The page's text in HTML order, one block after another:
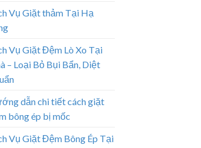
Vụ Giặt thảm Tại Hạ
Vụ Giặt Đệm Lò Xo Tại
– Loại Bỏ Bụi Bẩn, Diệt
dẫn chi tiết cách giặt
bông ép bị mốc
Vụ Giặt Đệm Bông Ép Tại